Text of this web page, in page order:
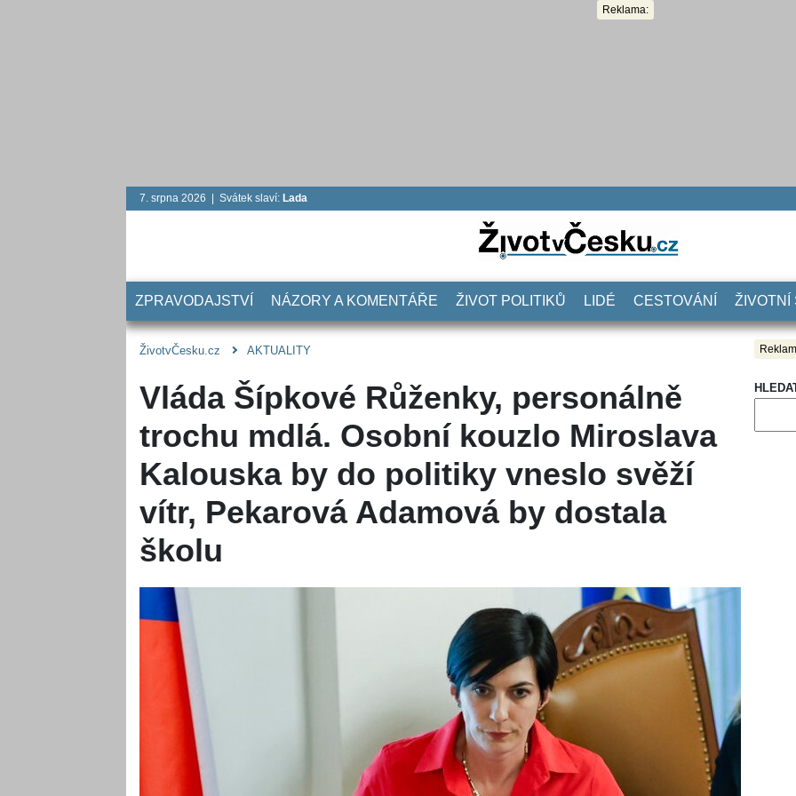
Reklama:
7. srpna 2026 | Svátek slaví: Lada
ZPRAVODAJSTVÍ NÁZORY A KOMENTÁŘE ŽIVOT POLITIKŮ LIDÉ CESTOVÁNÍ ŽIVOTNÍ
ŽivotvČesku.cz AKTUALITY
Vláda Šípkové Růženky, personálně
trochu mdlá. Osobní kouzlo Miroslava
Kalouska by do politiky vneslo svěží
vítr, Pekarová Adamová by dostala
školu